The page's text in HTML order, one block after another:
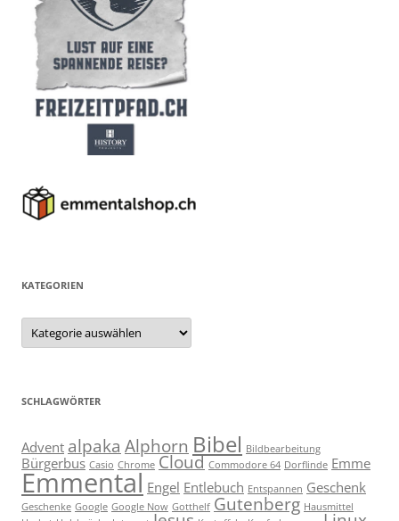
KATEGORIEN
Kategorien
SCHLAGWÖRTER
Advent alpaka Alphorn Bibel Bildbearbeitung
Bürgerbus Casio Chrome Cloud Commodore 64 Dorflinde Emme
Emmental Engel Entlebuch Entspannen Geschenk
Geschenke Google Google Now Gotthelf Gutenberg Hausmittel